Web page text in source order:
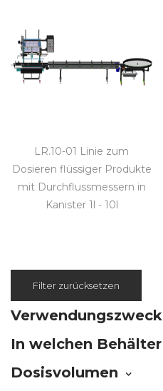
LR.10-01 Linie zum
Dosieren flüssiger Produkte
mit Durchflussmessern in
Kanister 1l - 10l
Filter zurücksetzen
Verwendungszweck
In welchen Behälter
Dosisvolumen